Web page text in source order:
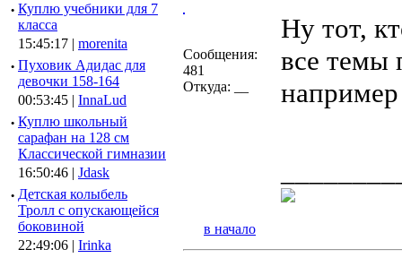
· Куплю учебники для 7
класса
15:45:17 | morenita
· Пуховик Адидас для
девочки 158-164
00:53:45 | InnaLud
· Куплю школьный
сарафан на 128 см
Классической гимназии
16:50:46 | Jdask
· Детская колыбель
Тролл с опускающейся
боковиной
22:49:06 | Irinka
Сообщения:
481
Откуда: __
Ну тот,
все темы
в начало